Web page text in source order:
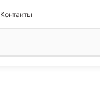
Контакты